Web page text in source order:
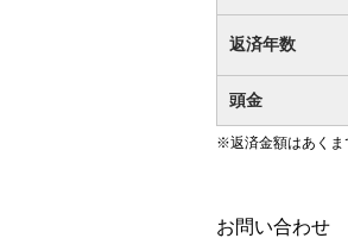
返済年数
頭金
※返済金額はあくま
お問い合わせ